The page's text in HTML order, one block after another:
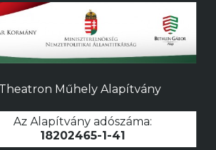
Műhely Alapítvány
Az Alapítvány adószáma:
18202465-1-41